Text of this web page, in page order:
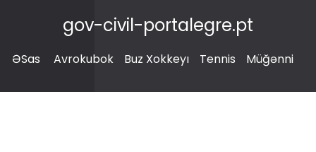
gov-civil-portalegre.pt
ƏSas Avrokubok Buz Xokkeyı Tennis Müğənni